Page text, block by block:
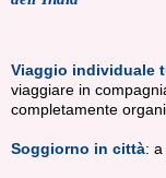
Viaggio individuale
viaggiare in
completamente
Soggiorno in città: